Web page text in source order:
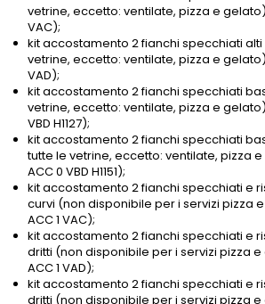
vetrine, eccetto: ventilate, pizza e
VAC);
kit accostamento 2 fianchi specchiati
vetrine, eccetto: ventilate, pizza e
VAD);
kit accostamento 2 fianchi specchiati
vetrine, eccetto: ventilate, pizza e
VBD H1127);
kit accostamento 2 fianchi specchiati
tutte le vetrine, eccetto: ventilate, pizza
ACC 0 VBD H1151);
kit accostamento 2 fianchi specchiati e
curvi (non disponibile per i servizi pizza
ACC 1 VAC);
kit accostamento 2 fianchi specchiati e
dritti (non disponibile per i servizi pizza
ACC 1 VAD);
kit accostamento 2 fianchi specchiati e
dritti (non disponibile per i servizi pizza